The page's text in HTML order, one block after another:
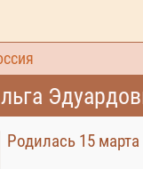
Родилась 15 марта